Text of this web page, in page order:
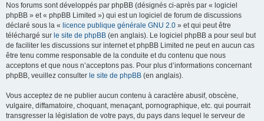
Nos forums sont développés par phpBB (désignés ci-après par « logiciel
phpBB » et « phpBB Limited ») qui est un logiciel de forum de discussions
déclaré sous la « licence publique générale GNU 2.0 » et qui peut être
téléchargé sur le site de phpBB (en anglais). Le logiciel phpBB a pour seul but
de faciliter les discussions sur internet et phpBB Limited ne peut en aucun cas
être tenu comme responsable de la conduite et du contenu que nous
acceptons et que nous n’acceptons pas. Pour plus d’informations concernant
phpBB, veuillez consulter le site de phpBB (en anglais).
Vous acceptez de ne publier aucun contenu à caractère abusif, obscène,
vulgaire, diffamatoire, choquant, menaçant, pornographique, etc. qui pourrait
transgresser la législation de votre pays, du pays dans lequel le serveur de